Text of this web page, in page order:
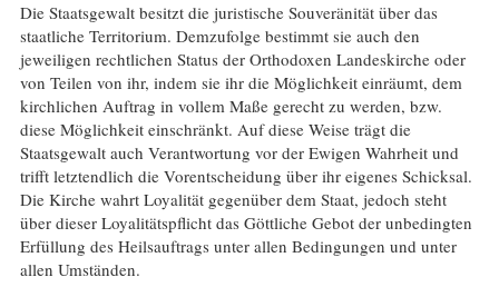
Die Staatsgewalt besitzt die juristische Souveränität über das
staatliche Territorium. Demzufolge bestimmt sie auch den
jeweiligen rechtlichen Status der Orthodoxen Landeskirche oder
von Teilen von ihr, indem sie ihr die Möglichkeit einräumt, dem
kirchlichen Auftrag in vollem Maße gerecht zu werden, bzw.
diese Möglichkeit einschränkt. Auf diese Weise trägt die
Staatsgewalt auch Verantwortung vor der Ewigen Wahrheit und
trifft letztendlich die Vorentscheidung über ihr eigenes Schicksal.
Die Kirche wahrt Loyalität gegenüber dem Staat, jedoch steht
über dieser Loyalitätspflicht das Göttliche Gebot der unbedingten
Erfüllung des Heilsauftrags unter allen Bedingungen und unter
allen Umständen.